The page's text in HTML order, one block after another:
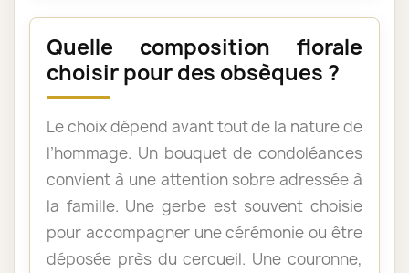
Quelle composition florale
choisir pour des obsèques ?
Le choix dépend avant tout de la nature de
l’hommage. Un bouquet de condoléances
convient à une attention sobre adressée à
la famille. Une gerbe est souvent choisie
pour accompagner une cérémonie ou être
déposée près du cercueil. Une couronne,